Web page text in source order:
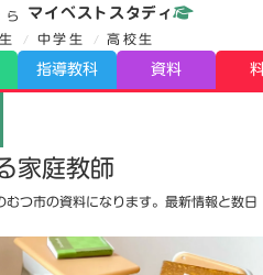
マイベストスタディ
中学生 高校生
指導教科 資料
家庭教師
むつ市の資料になります。最新情報と数日